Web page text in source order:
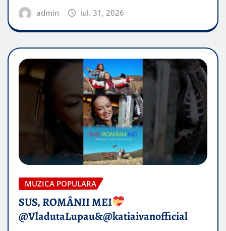
admin iul. 31, 2026
MUZICA POPULARA
SUS, ROMÂNII MEI
@VladutaLupau&@katiaivanofficial